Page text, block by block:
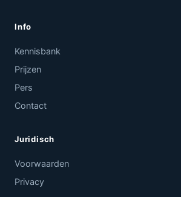
Info
Kennisbank
Prijzen
Pers
Contact
Juridisch
Voorwaarden
Privacy